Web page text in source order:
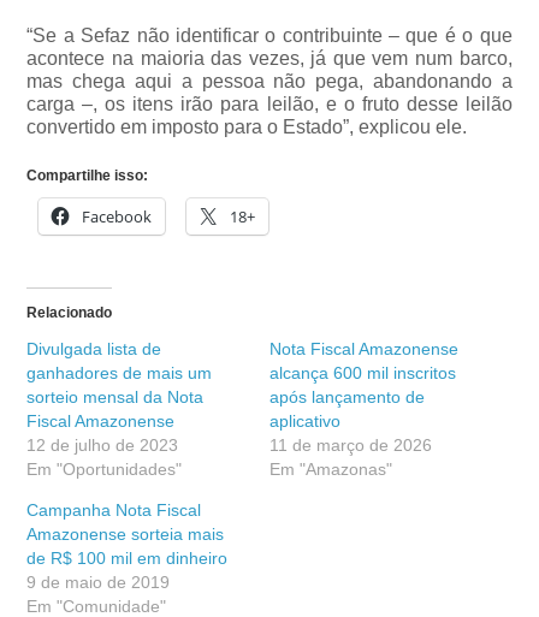
“Se a Sefaz não identificar o contribuinte – que é o que
acontece na maioria das vezes, já que vem num barco,
mas chega aqui a pessoa não pega, abandonando a
carga –, os itens irão para leilão, e o fruto desse leilão
convertido em imposto para o Estado”, explicou ele.
Compartilhe isso:
Facebook 18+
Relacionado
Divulgada lista de
ganhadores de mais um
sorteio mensal da Nota
Fiscal Amazonense
12 de julho de 2023
Em "Oportunidades"
Nota Fiscal Amazonense
alcança 600 mil inscritos
após lançamento de
aplicativo
11 de março de 2026
Em "Amazonas"
Campanha Nota Fiscal
Amazonense sorteia mais
de R$ 100 mil em dinheiro
9 de maio de 2019
Em "Comunidade"